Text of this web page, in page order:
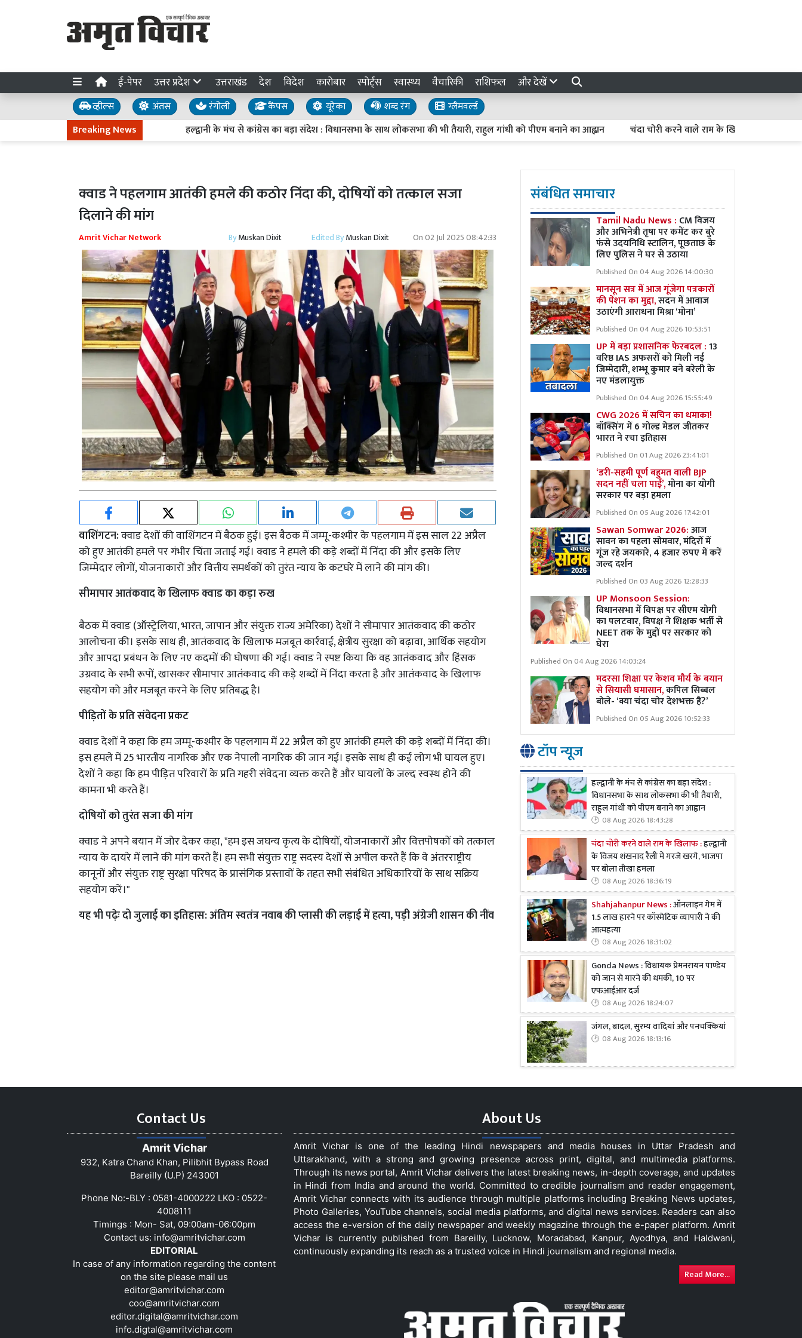
ई-पेपर उत्तर प्रदेश उत्तराखंड देश विदेश कारोबार स्पोर्ट्स स्वास्थ्य वैचारिकी राशिफल और देखें
व्हील्स अंतस रंगोली कैंपस यूरेका शब्द रंग
ग्लैमवर्ल्ड
Breaking News
हल्द्वानी के मंच से कांग्रेस का बड़ा संदेश : विधानसभा के साथ लोकसभा की भी तैयारी, राहुल गांधी को पीएम बनाने का आह्वान चंदा चोरी करने वाले राम के खिलाफ : हल्द्वानी के
क्वाड ने पहलगाम आतंकी हमले की कठोर निंदा की, दोषियों को तत्काल सजा
दिलाने की मांग
Amrit Vichar Network ByMuskan Dixit Edited ByMuskan Dixit On02 Jul 2025 08:42:33
वाशिंगटन:क्वाड देशों की वाशिंगटन में बैठक हुई। इस बैठक में जम्मू-कश्मीर के पहलगाम में इस साल 22 अप्रैल
को हुए आतंकी हमले पर गंभीर चिंता जताई गई। क्वाड ने हमले की कड़े शब्दों में निंदा की और इसके लिए
जिम्मेदार लोगों, योजनाकारों और वित्तीय समर्थकों को तुरंत न्याय के कटघरे में लाने की मांग की।
सीमापार आतंकवाद के खिलाफ क्वाड का कड़ा रुख
बैठक में क्वाड (ऑस्ट्रेलिया, भारत, जापान और संयुक्त राज्य अमेरिका) देशों ने सीमापार आतंकवाद की कठोर
आलोचना की। इसके साथ ही, आतंकवाद के खिलाफ मजबूत कार्रवाई, क्षेत्रीय सुरक्षा को बढ़ावा, आर्थिक सहयोग
और आपदा प्रबंधन के लिए नए कदमों की घोषणा की गई। क्वाड ने स्पष्ट किया कि वह आतंकवाद और हिंसक
उग्रवाद के सभी रूपों, खासकर सीमापार आतंकवाद की कड़े शब्दों में निंदा करता है और आतंकवाद के खिलाफ
सहयोग को और मजबूत करने के लिए प्रतिबद्ध है।
पीड़ितों के प्रति संवेदना प्रकट
क्वाड देशों ने कहा कि हम जम्मू-कश्मीर के पहलगाम में 22 अप्रैल को हुए आतंकी हमले की कड़े शब्दों में निंदा की।
इस हमले में 25 भारतीय नागरिक और एक नेपाली नागरिक की जान गई। इसके साथ ही कई लोग भी घायल हुए।
देशों ने कहा कि हम पीड़ित परिवारों के प्रति गहरी संवेदना व्यक्त करते हैं और घायलों के जल्द स्वस्थ होने की
कामना भी करते हैं।
दोषियों को तुरंत सजा की मांग
क्वाड ने अपने बयान में जोर देकर कहा, "हम इस जघन्य कृत्य के दोषियों, योजनाकारों और वित्तपोषकों को तत्काल
न्याय के दायरे में लाने की मांग करते हैं। हम सभी संयुक्त राष्ट्र सदस्य देशों से अपील करते हैं कि वे अंतरराष्ट्रीय
कानूनों और संयुक्त राष्ट्र सुरक्षा परिषद के प्रासंगिक प्रस्तावों के तहत सभी संबंधित अधिकारियों के साथ सक्रिय
सहयोग करें।"
यह भी पढ़ेःदो जुलाई का इतिहास: अंतिम स्वतंत्र नवाब की प्लासी की लड़ाई में हत्या, पड़ी अंग्रेजी शासन की नींव
संबंधित समाचार
Tamil Nadu News : CM विजय
और अभिनेत्री तृषा पर कमेंट कर बुरे
फंसे उदयनिधि स्टालिन, पूछताछ के
लिए पुलिस ने घर से उठाया
Published On 04 Aug 2026 14:00:30
मानसून सत्र में आज गूंजेगा पत्रकारों
की पेंशन का मुद्दा,सदन में आवाज
उठाएंगी आराधना मिश्रा ‘मोना’
Published On 04 Aug 2026 10:53:51
UP में बड़ा प्रशासनिक फेरबदल :13
वरिष्ठ IAS अफसरों को मिली नई
जिम्मेदारी, शम्भू कुमार बने बरेली के
नए मंडलायुक्त
Published On 04 Aug 2026 15:55:49
CWG 2026 में सचिन का धमाका!
बॉक्सिंग में 6 गोल्ड मेडल जीतकर
भारत ने रचा इतिहास
Published On 01 Aug 2026 23:41:01
‘डरी-सहमी पूर्ण बहुमत वाली BJP
सदन नहीं चला पाई’,मोना का योगी
सरकार पर बड़ा हमला
Published On 05 Aug 2026 17:42:01
Sawan Somwar 2026:आज
सावन का पहला सोमवार, मंदिरों में
गूंज रहे जयकारे, 4 हजार रुपए में करें
जल्द दर्शन
Published On 03 Aug 2026 12:28:33
UP Monsoon Session:
विधानसभा में विपक्ष पर सीएम योगी
का पलटवार, विपक्ष ने शिक्षक भर्ती से
NEET तक के मुद्दों पर सरकार को
घेरा
Published On 04 Aug 2026 14:03:24
मदरसा शिक्षा पर केशव मौर्य के बयान
से सियासी घमासान,कपिल सिब्बल
बोले- ‘क्या चंदा चोर देशभक्त हैं?’
Published On 05 Aug 2026 10:52:33
टॉप न्यूज
हल्द्वानी के मंच से कांग्रेस का बड़ा संदेश :
विधानसभा के साथ लोकसभा की भी तैयारी,
राहुल गांधी को पीएम बनाने का आह्वान
08 Aug 2026 18:43:28
चंदा चोरी करने वाले राम के खिलाफ :हल्द्वानी
के विजय शंखनाद रैली में गरजे खरगे, भाजपा
पर बोला तीखा हमला
08 Aug 2026 18:36:19
Shahjahanpur News :ऑनलाइन गेम में
1.5 लाख हारने पर कॉस्मेटिक व्यापारी ने की
आत्महत्या
08 Aug 2026 18:31:02
Gonda News : विधायक प्रेमनरायन पाण्डेय
को जान से मारने की धमकी, 10 पर
एफआईआर दर्ज
08 Aug 2026 18:24:07
जंगल, बादल, सुरम्य वादियां और पनचक्कियां
08 Aug 2026 18:13:16
Contact Us
Amrit Vichar
932, Katra Chand Khan, Pilibhit Bypass Road
Bareilly (U.P) 243001
Phone No:-BLY : 0581-4000222 LKO : 0522-
4008111
Timings : Mon- Sat, 09:00am-06:00pm
Contact us: info@amritvichar.com
EDITORIAL
In case of any information regarding the content
on the site please mail us
editor@amritvichar.com
coo@amritvichar.com
editor.digital@amritvichar.com
info.digtal@amritvichar.com
About Us
Amrit Vichar is one of the leading Hindi newspapers and media houses in Uttar Pradesh and
Uttarakhand, with a strong and growing presence across print, digital, and multimedia platforms.
Through its news portal, Amrit Vichar delivers the latest breaking news, in-depth coverage, and updates
in Hindi from India and around the world. Committed to credible journalism and reader engagement,
Amrit Vichar connects with its audience through multiple platforms including Breaking News updates,
Photo Galleries, YouTube channels, social media platforms, and digital news services. Readers can also
access the e-version of the daily newspaper and weekly magazine through the e-paper platform. Amrit
Vichar is currently published from Bareilly, Lucknow, Moradabad, Kanpur, Ayodhya, and Haldwani,
continuously expanding its reach as a trusted voice in Hindi journalism and regional media.
Read More...